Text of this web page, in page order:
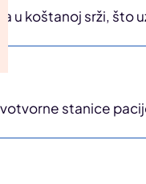
u koštanoj srži, što
stanice